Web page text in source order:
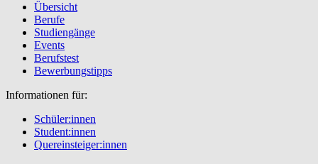
Übersicht
Berufe
Studiengänge
Events
Berufstest
Bewerbungstipps
Informationen für:
Schüler:innen
Student:innen
Quereinsteiger:innen